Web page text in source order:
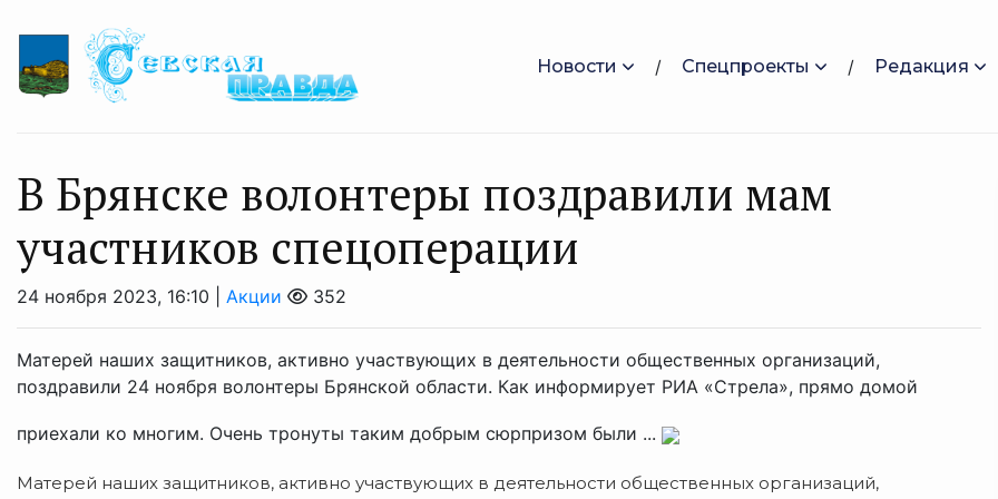
Новости Спецпроекты Редакция
В Брянске волонтеры поздравили мам
участников спецоперации
24 ноября 2023, 16:10 | Акции 352
Матерей наших защитников, активно участвующих в деятельности общественных организаций,
поздравили 24 ноября волонтеры Брянской области. Как информирует РИА «Стрела», прямо домой
приехали ко многим. Очень тронуты таким добрым сюрпризом были ...
Матерей наших защитников, активно участвующих в деятельности общественных организаций,